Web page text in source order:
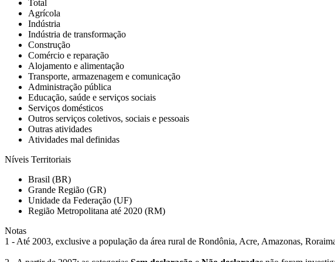
Total
Agrícola
Indústria
Indústria de transformação
Construção
Comércio e reparação
Alojamento e alimentação
Transporte, armazenagem e comunicação
Administração pública
Educação, saúde e serviços sociais
Serviços domésticos
Outros serviços coletivos, sociais e pessoais
Outras atividades
Atividades mal definidas
Níveis Territoriais
Brasil (BR)
Grande Região (GR)
Unidade da Federação (UF)
Região Metropolitana até 2020 (RM)
Notas
1 - Até 2003, exclusive a população da área rural de Rondônia, Acre, Amazonas,